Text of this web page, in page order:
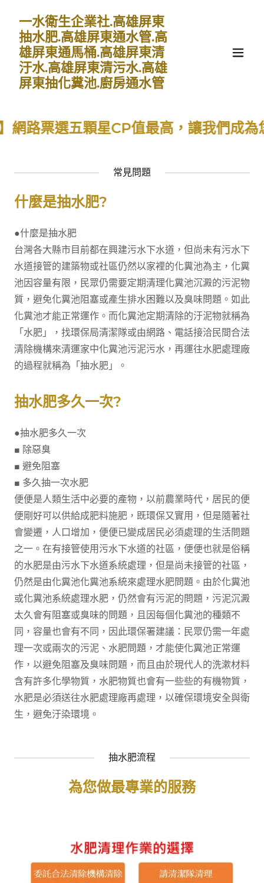
一水衛生企業社.高雄屏東
抽水肥.高雄屏東通水管.高
雄屏東通馬桶.高雄屏東清
汙水.高雄屏東清污水.高雄
屏東抽化糞池.廚房通水管
票選五顆星CP值最高，讓我們成為您環
常見問題
什麼是抽水肥?
●什麼是抽水肥
台灣各大縣市目前都在興建污水下水道，但尚未有污水下
水道接管的建築物或社區仍然以家裡的化糞池為主，化糞
池因容量有限，民眾仍需要定期清理化糞池沉澱的污泥物
質，避免化糞池阻塞或產生排水困難以及臭味問題。如此
化糞池才能正常運作。而化糞池定期清除的汙泥物就稱為
「水肥」，找環保局清潔隊或由網路、電話接洽民間合法
清除機構來清運家中化糞池污泥污水，再運往水肥處理廠
的過程就稱為「抽水肥」。
抽水肥多久一次?
●抽水肥多久一次
■ 除惡臭
■ 避免阻塞
■ 多久抽一次水肥
便便是人類生活中必要的產物，以前農業時代，居民的便
便剛好可以供給成肥料施肥，既環保又實用，但是隨著社
會變遷，人口增加，便便已變成居民必須處理的生活問題
之一。在有接管使用污水下水道的社區，便便也就是俗稱
的水肥是由污水下水道系統處理，但是尚未接管的社區，
仍然是由化糞池化糞池系統來處理水肥問題。由於化糞池
或化糞池系統處理水肥，仍然會有污泥的問題，污泥沉澱
太久會有阻塞或臭味的問題，且因每個化糞池的種類不
同，容量也會有不同，因此環保署建議：民眾仍需一年處
理一次或兩次的污泥、水肥問題，才能使化糞池正常運
作，以避免阻塞及臭味問題，而且由於現代人的洗漱材料
含有許多化學物質，水肥物質也會有一些些的有機物質，
水肥是必須送往水肥處理廠再處理，以確保環境安全與衛
生，避免汙染環境。
抽水肥流程
為您做最專業的服務